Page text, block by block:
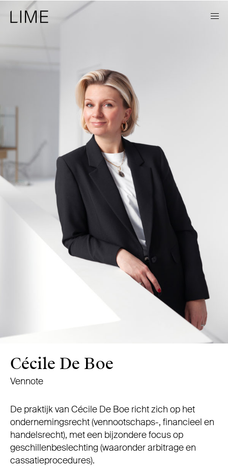
Cécile De Boe
Vennote
De praktijk van Cécile De Boe richt zich op het
ondernemingsrecht (vennootschaps-, financieel en
handelsrecht), met een bijzondere focus op
geschillenbeslechting (waaronder arbitrage en
cassatieprocedures).